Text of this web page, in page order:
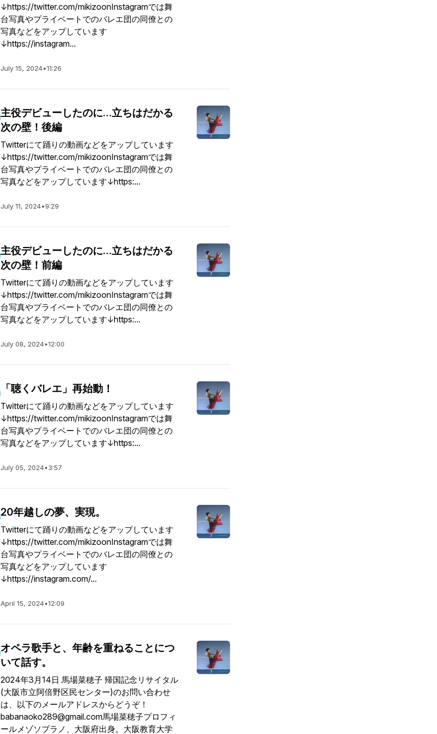
↓https://twitter.com/mikizoonInstagramでは舞
台写真やプライベートでのバレエ団の同僚との
写真などをアップしています
↓https://instagram...
July 15, 2024•11:26
主役デビューしたのに…立ちはだかる
次の壁！後編
Twitterにて踊りの動画などをアップしています
↓https://twitter.com/mikizoonInstagramでは舞
台写真やプライベートでのバレエ団の同僚との
写真などをアップしています↓https:...
July 11, 2024•9:29
主役デビューしたのに…立ちはだかる
次の壁！前編
Twitterにて踊りの動画などをアップしています
↓https://twitter.com/mikizoonInstagramでは舞
台写真やプライベートでのバレエ団の同僚との
写真などをアップしています↓https:...
July 08, 2024•12:00
「聴くバレエ」再始動！
Twitterにて踊りの動画などをアップしています
↓https://twitter.com/mikizoonInstagramでは舞
台写真やプライベートでのバレエ団の同僚との
写真などをアップしています↓https:...
July 05, 2024•3:57
20年越しの夢、実現。
Twitterにて踊りの動画などをアップしています
↓https://twitter.com/mikizoonInstagramでは舞
台写真やプライベートでのバレエ団の同僚との
写真などをアップしています
↓https://instagram.com/...
April 15, 2024•12:09
オペラ歌手と、年齢を重ねることにつ
いて話す。
2024年3月14日 馬場菜穂子 帰国記念リサイタル
(大阪市立阿倍野区民センター)のお問い合わせ
は、以下のメールアドレスからどうぞ！
babanaoko289@gmail.com馬場菜穂子プロフィ
ールメゾソプラノ、大阪府出身。大阪教育大学